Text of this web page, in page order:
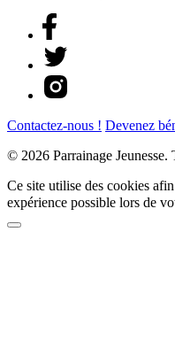
Contactez-nous ! Devenez
© 2026 Parrainage
Ce site utilise des cookies
expérience possible lors de